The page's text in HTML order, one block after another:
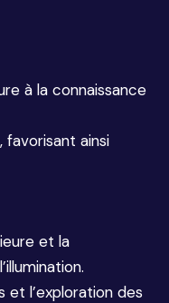
à la connaissance
ainsi
et la
et l’exploration des